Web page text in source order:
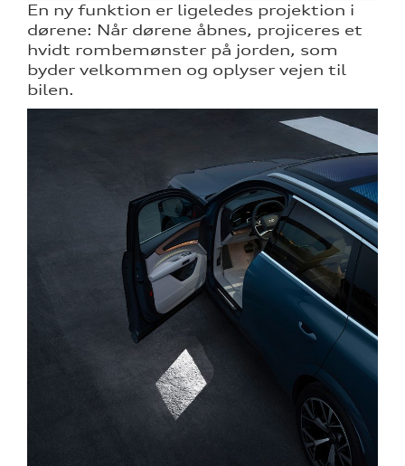
En ny funktion er ligeledes projektion i
dørene: Når dørene åbnes, projiceres et
hvidt rombemønster på jorden, som
byder velkommen og oplyser vejen til
bilen.